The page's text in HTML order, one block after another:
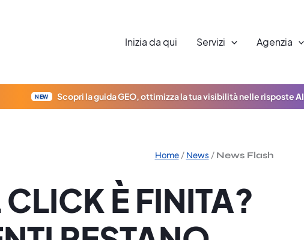
Inizia da qui Servizi Agenzia
NEW Scopri la guida GEO, ottimizza la tua visibilità nelle risposte AI
Home/ News / News Flash
CLICK È FINITA?